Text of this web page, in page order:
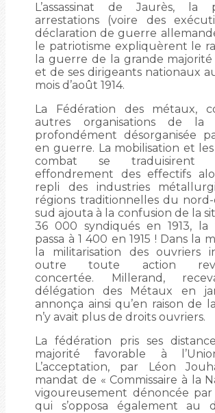
L’assassinat de Jaurès, la
arrestations (voire des
déclaration de guerre
le patriotisme expliquèrent le
la guerre de la grande majorité
et de ses dirigeants nationaux
mois d’août 1914.
La Fédération des métaux,
autres organisations de la
profondément désorganisée
en guerre. La mobilisation et
combat se
effondrement des effectifs
repli des industries
régions traditionnelles du
sud ajouta à la confusion de la
36 000 syndiqués en 1913, la
passa à 1 400 en 1915 ! Dans la
la militarisation des ouvriers
outre toute action
concertée. Millerand,
délégation des Métaux en
annonça ainsi qu’en raison de
n’y avait plus de droits ouvriers.
La fédération pris ses
majorité favorable à
L’acceptation, par Léon
mandat de « Commissaire à la
vigoureusement dénoncée
qui s’opposa également au